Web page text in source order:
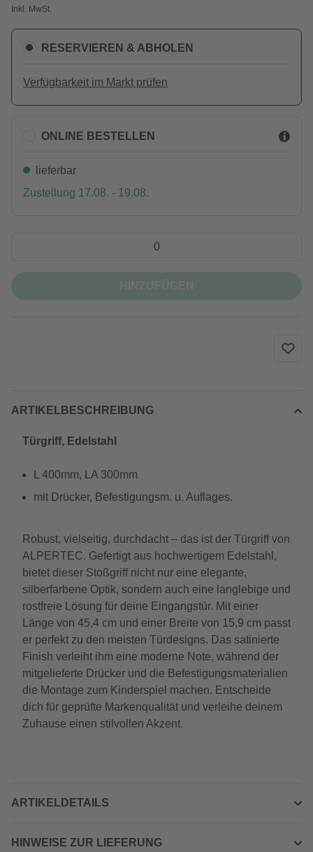
Inkl. MwSt.
RESERVIEREN & ABHOLEN
Verfügbarkeit im Markt prüfen
ONLINE BESTELLEN
lieferbar
Zustellung 17.08. - 19.08.
ARTIKELBESCHREIBUNG
Türgriff, Edelstahl
L 400mm, LA 300mm
mit Drücker, Befestigungsm. u. Auflages.
Robust, vielseitig, durchdacht – das ist der Türgriff von
ALPERTEC. Gefertigt aus hochwertigem Edelstahl,
bietet dieser Stoßgriff nicht nur eine elegante,
silberfarbene Optik, sondern auch eine langlebige und
rostfreie Lösung für deine Eingangstür. Mit einer
Länge von 45,4 cm und einer Breite von 15,9 cm passt
er perfekt zu den meisten Türdesigns. Das satinierte
Finish verleiht ihm eine moderne Note, während der
mitgelieferte Drücker und die Befestigungsmaterialien
die Montage zum Kinderspiel machen. Entscheide
dich für geprüfte Markenqualität und verleihe deinem
Zuhause einen stilvollen Akzent.
ARTIKELDETAILS
HINWEISE ZUR LIEFERUNG